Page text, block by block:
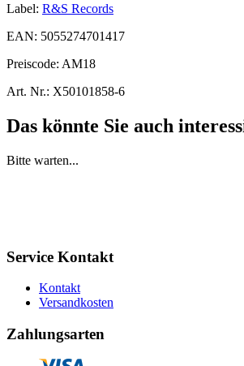
Label: R&S Records
EAN: 5055274701417
Preiscode: AM18
Art. Nr.: X50101858-6
Das könnte Sie auch
Bitte warten...
Service Kontakt
Kontakt
Versandkosten
Zahlungsarten